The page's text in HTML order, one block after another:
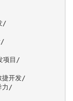
/
/
项目/
开发/
力/